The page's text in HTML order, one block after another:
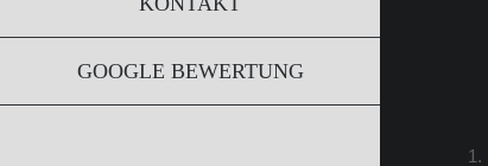
GOOGLE BEWERTUNG